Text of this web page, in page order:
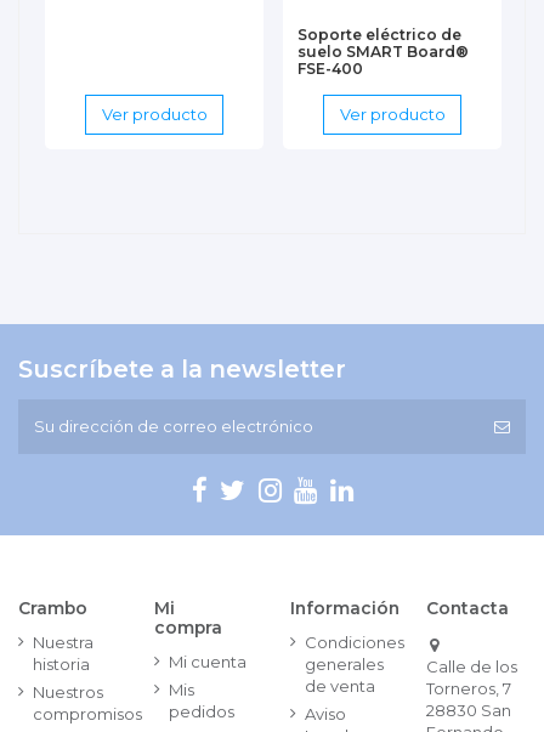
Ver producto
Soporte eléctrico de
suelo SMART Board®
FSE-400
Ver producto
Suscríbete a la newsletter
Crambo
Nuestra
historia
Nuestros
compromisos
Mi
compra
Mi cuenta
Mis
pedidos
Información
Condiciones
generales
de venta
Aviso
Contacta
Calle de los
Torneros, 7
28830 San